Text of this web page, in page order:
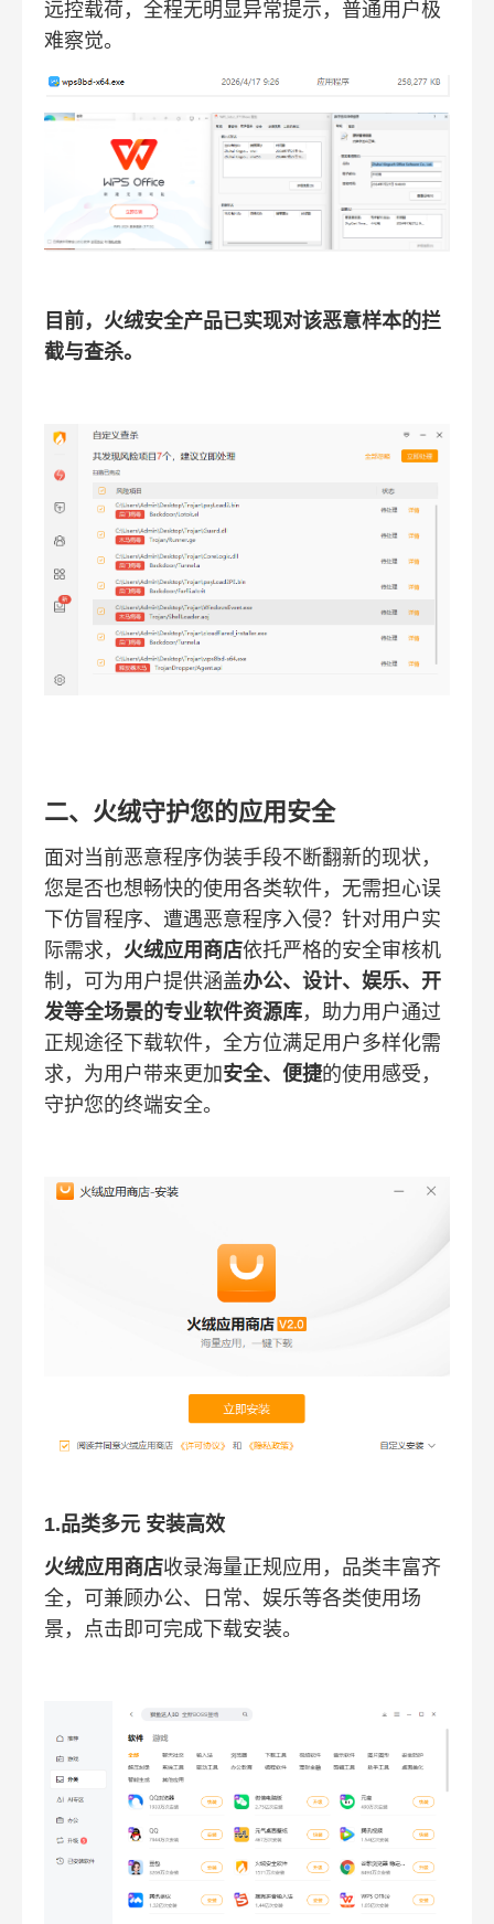
远控载荷，全程无明显异常提示，普通用户极
难察觉。
目前，火绒安全产品已实现对该恶意样本的拦
截与查杀。
二、火绒守护您的应用安全
面对当前恶意程序伪装手段不断翻新的现状，
您是否也想畅快的使用各类软件，无需担心误
下仿冒程序、遭遇恶意程序入侵？针对用户实
际需求， 火绒应用商店依托严格的安全审核机
制，可为用户提供涵盖办公、设计、娱乐、开
发等全场景的专业软件资源库，助力用户通过
正规途径下载软件，全方位满足用户多样化需
求，为用户带来更加 安全、便捷的使用感受，
守护您的终端安全。
1.品类多元 安装高效
火绒应用商店收录海量正规应用，品类丰富齐
全，可兼顾办公、日常、娱乐等各类使用场
景，点击即可完成下载安装。